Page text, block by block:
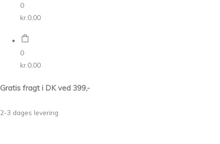
0
kr. 0,00
0
kr. 0,00
Gratis fragt i DK ved 399,-
2-3 dages levering